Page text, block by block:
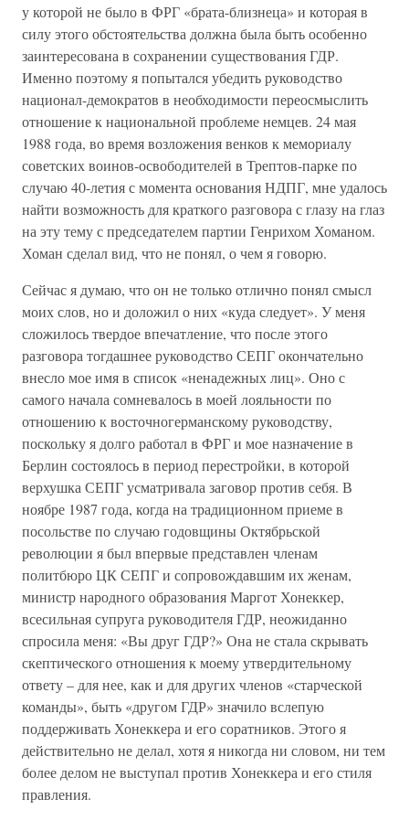
у которой не было в ФРГ «брата-близнеца» и которая в
силу этого обстоятельства должна была быть особенно
заинтересована в сохранении существования ГДР.
Именно поэтому я попытался убедить руководство
национал-демократов в необходимости переосмыслить
отношение к национальной проблеме немцев. 24 мая
1988 года, во время возложения венков к мемориалу
советских воинов-освободителей в Трептов-парке по
случаю 40-летия с момента основания НДПГ, мне удалось
найти возможность для краткого разговора с глазу на глаз
на эту тему с председателем партии Генрихом Хоманом.
Хоман сделал вид, что не понял, о чем я говорю.
Сейчас я думаю, что он не только отлично понял смысл
моих слов, но и доложил о них «куда следует». У меня
сложилось твердое впечатление, что после этого
разговора тогдашнее руководство СЕПГ окончательно
внесло мое имя в список «ненадежных лиц». Оно с
самого начала сомневалось в моей лояльности по
отношению к восточногерманскому руководству,
поскольку я долго работал в ФРГ и мое назначение в
Берлин состоялось в период перестройки, в которой
верхушка СЕПГ усматривала заговор против себя. В
ноябре 1987 года, когда на традиционном приеме в
посольстве по случаю годовщины Октябрьской
революции я был впервые представлен членам
политбюро ЦК СЕПГ и сопровождавшим их женам,
министр народного образования Маргот Хонеккер,
всесильная супруга руководителя ГДР, неожиданно
спросила меня: «Вы друг ГДР?» Она не стала скрывать
скептического отношения к моему утвердительному
ответу – для нее, как и для других членов «старческой
команды», быть «другом ГДР» значило вслепую
поддерживать Хонеккера и его соратников. Этого я
действительно не делал, хотя я никогда ни словом, ни тем
более делом не выступал против Хонеккера и его стиля
правления.